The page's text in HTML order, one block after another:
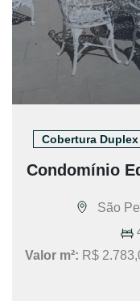
Cobertura Duplex
Condomínio
São
Valor m²: R$